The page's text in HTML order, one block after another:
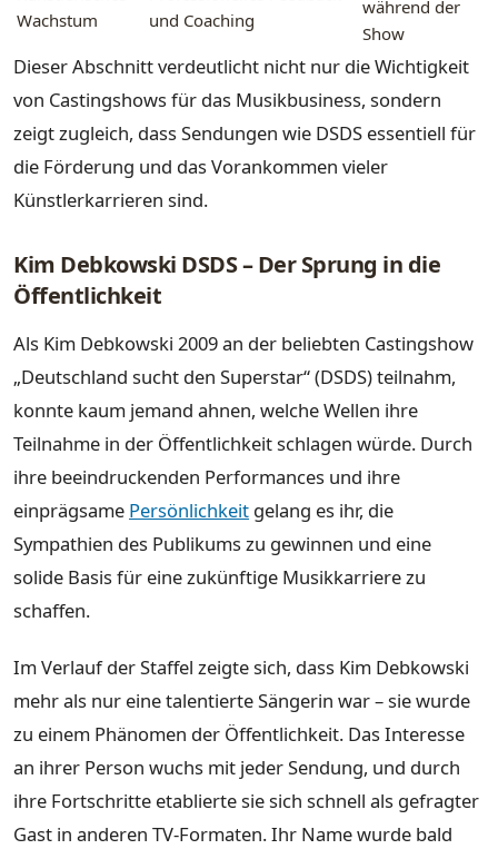
Wachstum
und Coaching
während der
Show
Dieser Abschnitt verdeutlicht nicht nur die Wichtigkeit
von Castingshows für das Musikbusiness, sondern
zeigt zugleich, dass Sendungen wie DSDS essentiell für
die Förderung und das Vorankommen vieler
Künstlerkarrieren sind.
Kim Debkowski DSDS – Der Sprung in die
Öffentlichkeit
Als Kim Debkowski 2009 an der beliebten Castingshow
„Deutschland sucht den Superstar“ (DSDS) teilnahm,
konnte kaum jemand ahnen, welche Wellen ihre
Teilnahme in der Öffentlichkeit schlagen würde. Durch
ihre beeindruckenden Performances und ihre
einprägsame Persönlichkeit gelang es ihr, die
Sympathien des Publikums zu gewinnen und eine
solide Basis für eine zukünftige Musikkarriere zu
schaffen.
Im Verlauf der Staffel zeigte sich, dass Kim Debkowski
mehr als nur eine talentierte Sängerin war – sie wurde
zu einem Phänomen der Öffentlichkeit. Das Interesse
an ihrer Person wuchs mit jeder Sendung, und durch
ihre Fortschritte etablierte sie sich schnell als gefragter
Gast in anderen TV-Formaten. Ihr Name wurde bald